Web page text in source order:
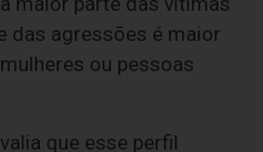
das agressões é maior
ou pessoas
que esse perfil